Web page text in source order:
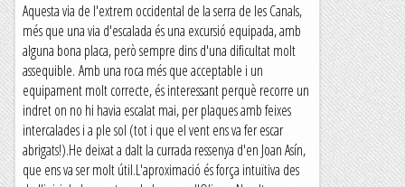
Aquesta via de l'extrem occidental de la serra de les Canals,
més que una via d'escalada és una excursió equipada, amb
alguna bona placa, però sempre dins d'una dificultat molt
assequible. Amb una roca més que acceptable i un
equipament molt correcte, és interessant perquè recorre un
indret on no hi havia escalat mai, per plaques amb feixes
intercalades i a ple sol (tot i que el vent ens va fer escar
abrigats!).He deixat a dalt la currada ressenya d'en Joan Asín,
que ens va ser molt útil.L'aproximació és força intuïtiva des